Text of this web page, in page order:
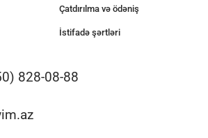
Çatdırılma və ödəniş
İstifadə şərtləri
828-08-88